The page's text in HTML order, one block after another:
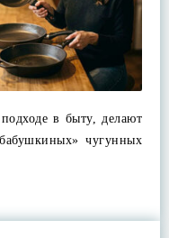
в быту, делают
чугунных